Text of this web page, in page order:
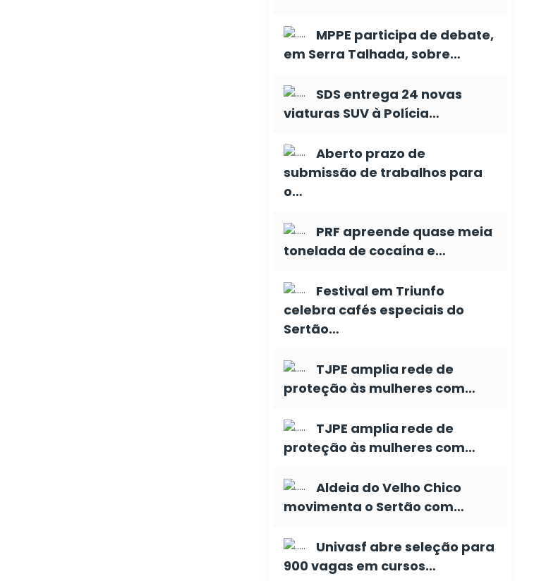
MPPE participa de debate,
em Serra Talhada, sobre…
SDS entrega 24 novas
viaturas SUV à Polícia…
Aberto prazo de
submissão de trabalhos para
o…
PRF apreende quase meia
tonelada de cocaína e…
Festival em Triunfo
celebra cafés especiais do
Sertão…
TJPE amplia rede de
proteção às mulheres com…
TJPE amplia rede de
proteção às mulheres com…
Aldeia do Velho Chico
movimenta o Sertão com…
Univasf abre seleção para
900 vagas em cursos…